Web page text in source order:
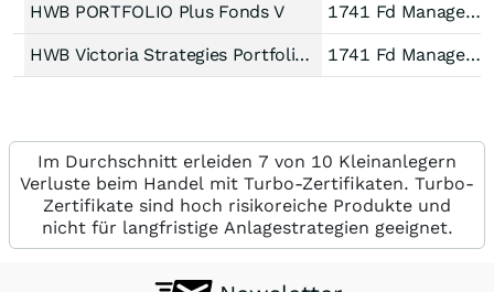
HWB PORTFOLIO Plus Fonds V 1741 Fd Managem AG
HWB Victoria Strategies Portfolio R 1741 Fd Managem AG
Im Durchschnitt erleiden 7 von 10 Kleinanlegern
Verluste beim Handel mit Turbo-Zertifikaten. Turbo-
Zertifikate sind hoch risikoreiche Produkte und
nicht für langfristige Anlagestrategien geeignet.